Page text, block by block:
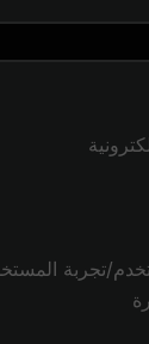
تجربة